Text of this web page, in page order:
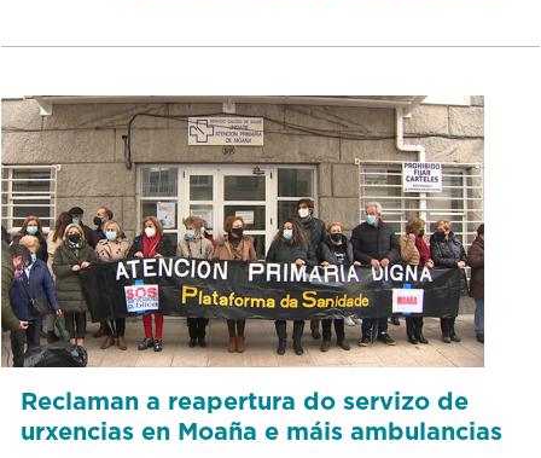
Reclaman a reapertura do servizo de
urxencias en Moaña e máis ambulancias